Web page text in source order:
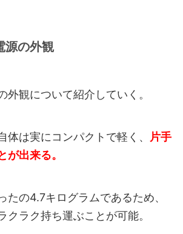
源の外観
外観について紹介していく。
体は実にコンパクトで軽く、
片手
が出来る。
の4.7キログラムであるため、
クラク持ち運ぶことが可能。